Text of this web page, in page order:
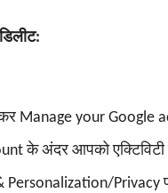
Manage your Google
के अंदर आपको एक्टिविटी
Privacy